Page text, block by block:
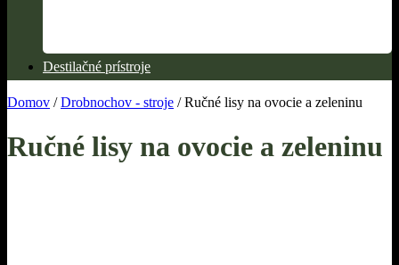
Destilačné prístroje
Domov / Drobnochov - stroje /Ručné lisy na ovocie a zeleninu
Ručné lisy na ovocie a zeleninu